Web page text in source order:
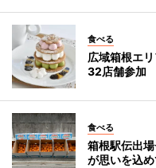
食べる
広域箱根エ
32店舗参加
食べる
箱根駅伝出
が思いを込